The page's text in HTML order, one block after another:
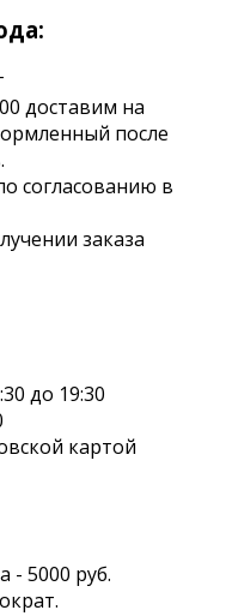
доставим на
после
согласованию в
заказа
до 19:30
картой
- 5000 руб.